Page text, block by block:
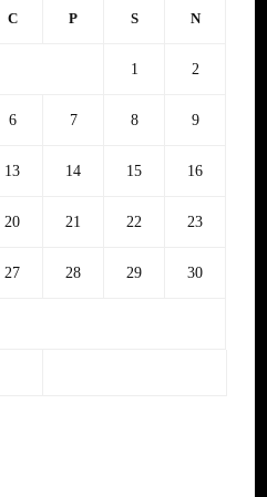
C P S N
1 2
6 7 8 9
13 14 15 16
20 21 22 23
27 28 29 30